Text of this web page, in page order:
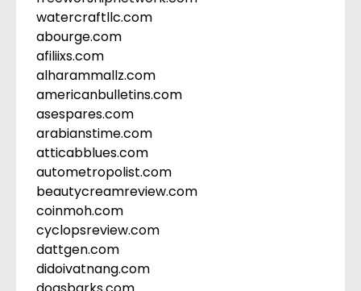
watercraftllc.com
abourge.com
afiliixs.com
alharammallz.com
americanbulletins.com
asespares.com
arabianstime.com
atticabblues.com
autometropolist.com
beautycreamreview.com
coinmoh.com
cyclopsreview.com
dattgen.com
didoivatnang.com